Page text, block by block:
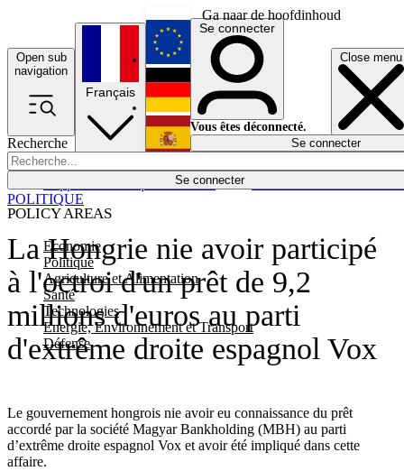
Ga naar de hoofdinhoud
Open sub
navigation
Close menu
Recherche
Se connecter
POLICY AREAS
Economie
Politique
Agriculture et Alimentation
Santé
Technologies
Energie, Environnement et Transport
Défense
Économie
Français
English
Deutsch
Español
Se connecter
Vous êtes déconnecté.
Se connecter
La Hongrie nie avoir participé
à l'octroi d'un prêt de 9,2
millions d'euros au parti
d'extrême droite espagnol Vox
Le gouvernement hongrois nie avoir eu connaissance du prêt
accordé par la société Magyar Bankholding (MBH) au parti
d’extrême droite espagnol Vox et avoir été impliqué dans cette
affaire.
POLITIQUE